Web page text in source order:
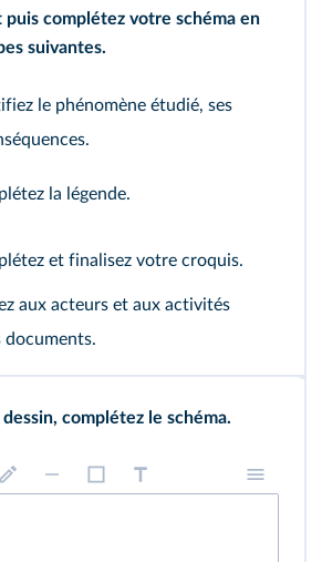
puis complétez votre schéma en
suivantes.
le phénomène étudié, ses
la légende.
et finalisez votre croquis.
aux acteurs et aux activités
documents.
complétez le schéma.